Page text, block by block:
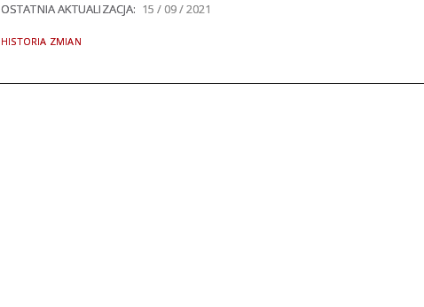
OSTATNIA AKTUALIZACJA: 15 / 09 / 2021
HISTORIA ZMIAN